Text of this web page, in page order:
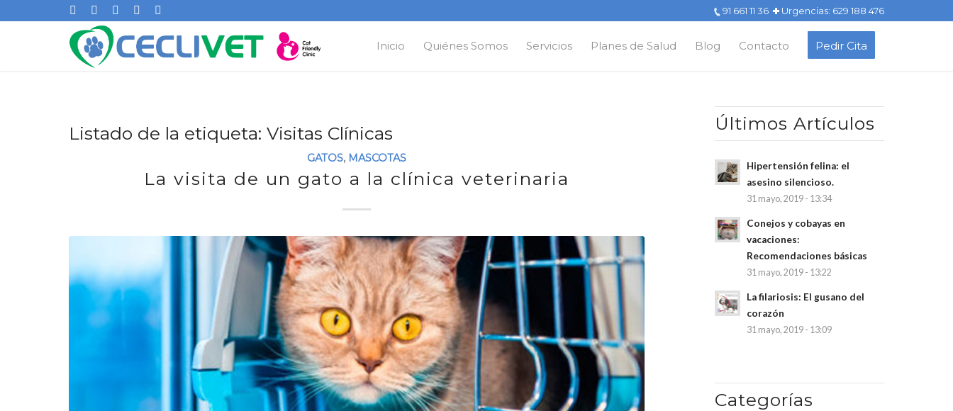
91 661 11 36 Urgencias: 629 188 476
Inicio Quiénes Somos Servicios Planes de Salud Blog Contacto Pedir Cita
Listado de la etiqueta:Visitas Clínicas
GATOS, MASCOTAS
La visita de un gato a la clínica veterinaria
Últimos Artículos
Hipertensión felina: el
asesino silencioso.
31 mayo, 2019 - 13:34
Conejos y cobayas en
vacaciones:
Recomendaciones básicas
31 mayo, 2019 - 13:22
La filariosis: El gusano del
corazón
31 mayo, 2019 - 13:09
Categorías